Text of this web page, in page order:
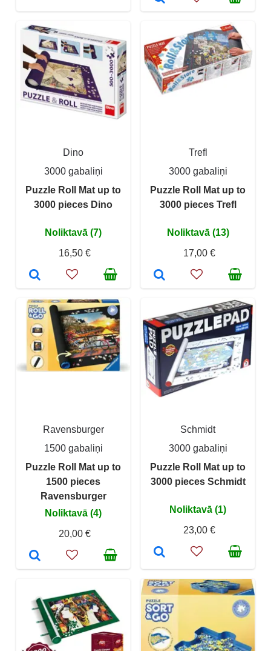
Dino
3000 gabaliņi
Puzzle Roll Mat up to
3000 pieces Dino
Noliktavā (7)
16,50 €
Trefl
3000 gabaliņi
Puzzle Roll Mat up to
3000 pieces Trefl
Noliktavā (13)
17,00 €
Ravensburger
1500 gabaliņi
Puzzle Roll Mat up to
1500 pieces
Ravensburger
Noliktavā (4)
20,00 €
Schmidt
3000 gabaliņi
Puzzle Roll Mat up to
3000 pieces Schmidt
Noliktavā (1)
23,00 €